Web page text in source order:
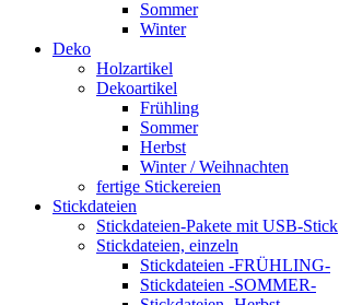
Sommer
Winter
Deko
Holzartikel
Dekoartikel
Frühling
Sommer
Herbst
Winter / Weihnachten
fertige Stickereien
Stickdateien
Stickdateien-Pakete mit USB-Stick
Stickdateien, einzeln
Stickdateien -FRÜHLING-
Stickdateien -SOMMER-